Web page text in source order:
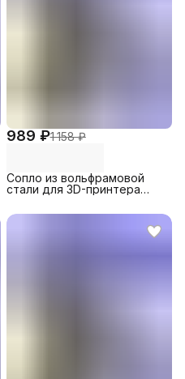
989 ₽1 158 ₽
Сопло из вольфрамовой
стали для 3D-принтера